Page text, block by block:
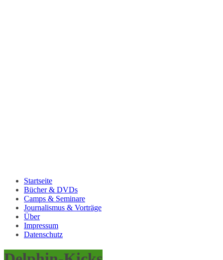
Startseite
Bücher & DVDs
Camps & Seminare
Journalismus & Vorträge
Über
Impressum
Datenschutz